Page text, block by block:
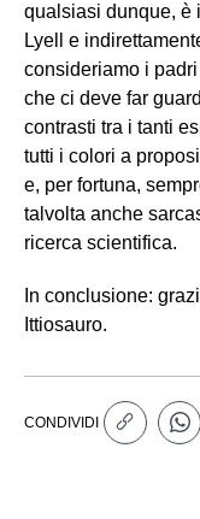
qualsiasi dunque, è
Lyell e
consideriamo i
che ci deve far
contrasti tra i tanti
tutti i colori a
e, per fortuna,
talvolta anche
ricerca scientifica.
In conclusione:
Ittiosauro.
CONDIVIDI